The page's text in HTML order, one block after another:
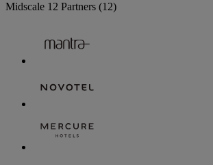
Midscale 12 Partners (12)